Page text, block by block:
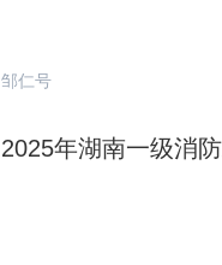
邹仁号
2025年湖南一级消